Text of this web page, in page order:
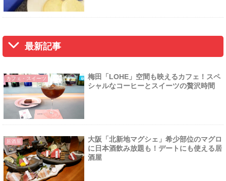
最新記事
カフェ・スイーツ
梅田「LOHE」空間も映えるカフェ！スペ
シャルなコーヒーとスイーツの贅沢時間
居酒屋
大阪「北新地マグシェ」希少部位のマグロ
に日本酒飲み放題も！デートにも使える居
酒屋